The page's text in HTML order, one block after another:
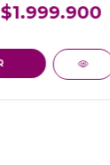
$1.999.900